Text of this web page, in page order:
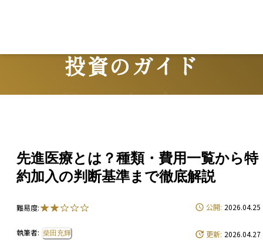
投資のガイド
Guide
先進医療とは？種類・費用一覧から特
約加入の判断基準まで徹底解説
難易度:
執筆者: 柴田充輝
公開: 2026.04.25
更新: 2026.04.27